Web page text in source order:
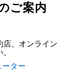
ご案内
店、オンライン
ター